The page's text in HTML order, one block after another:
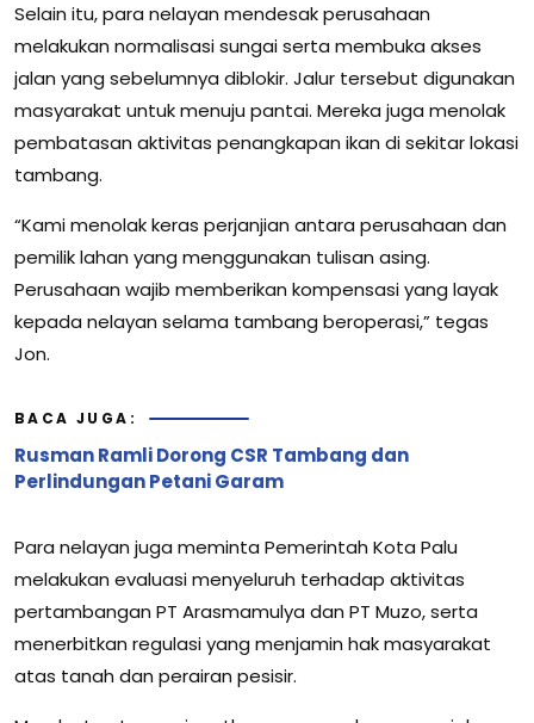
Selain itu, para nelayan mendesak perusahaan
melakukan normalisasi sungai serta membuka akses
jalan yang sebelumnya diblokir. Jalur tersebut digunakan
masyarakat untuk menuju pantai. Mereka juga menolak
pembatasan aktivitas penangkapan ikan di sekitar lokasi
tambang.
“Kami menolak keras perjanjian antara perusahaan dan
pemilik lahan yang menggunakan tulisan asing.
Perusahaan wajib memberikan kompensasi yang layak
kepada nelayan selama tambang beroperasi,” tegas
Jon.
BACA JUGA:
Rusman Ramli Dorong CSR Tambang dan
Perlindungan Petani Garam
Para nelayan juga meminta Pemerintah Kota Palu
melakukan evaluasi menyeluruh terhadap aktivitas
pertambangan PT Arasmamulya dan PT Muzo, serta
menerbitkan regulasi yang menjamin hak masyarakat
atas tanah dan perairan pesisir.